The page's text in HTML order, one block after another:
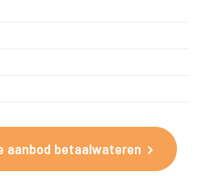
aanbod betaalwateren